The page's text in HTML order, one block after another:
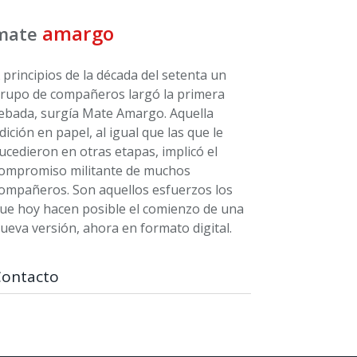
amargo
principios de la década del setenta un
de compañeros largó la primera
surgía Mate Amargo. Aquella
en papel, al igual que las que le
en otras etapas, implicó el
militante de muchos
Son aquellos esfuerzos los
hoy hacen posible el comienzo de una
versión, ahora en formato digital.